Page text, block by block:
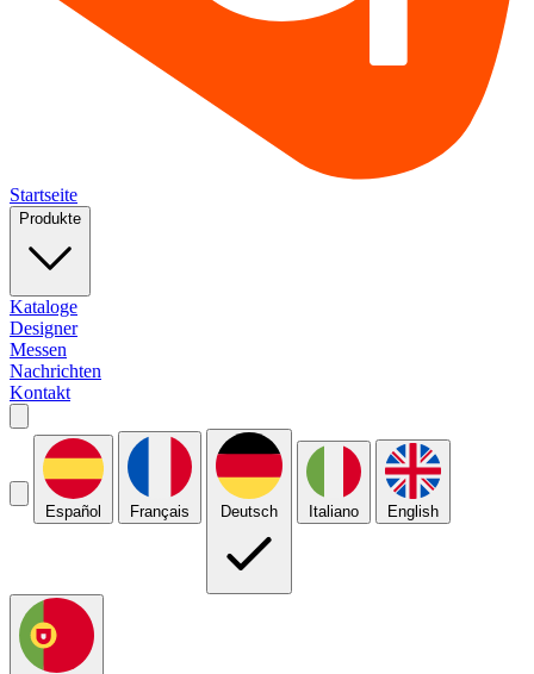
Startseite
Produkte
Kataloge
Designer
Messen
Nachrichten
Kontakt
Español Français Deutsch Italiano English